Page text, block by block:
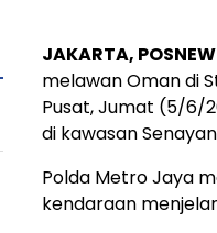
JAKARTA,
melawan Oman di
Pusat, Jumat (5/6/
di kawasan
Polda Metro Jaya
kendaraan